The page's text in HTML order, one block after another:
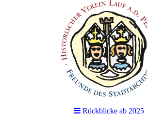
Rückblicke ab 2025